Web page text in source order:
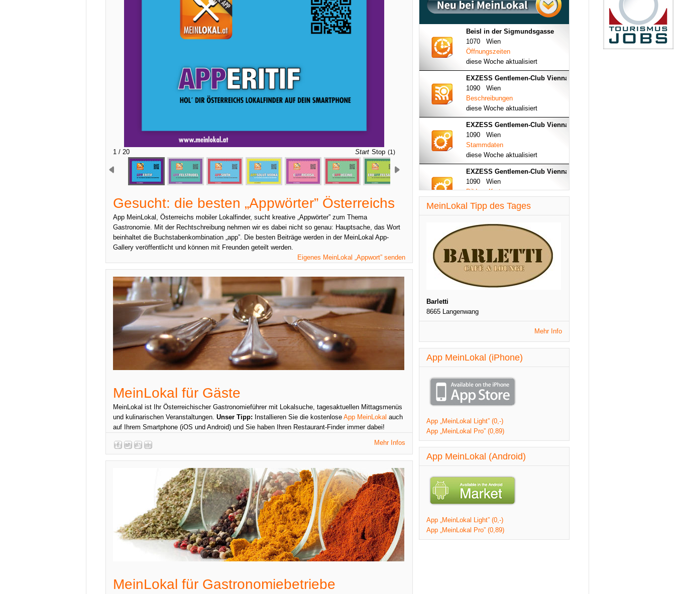
2 / 20 Start Stop (5)
Gesucht: die besten „Appwörter” Österreichs
App MeinLokal, Österreichs mobiler Lokalfinder, sucht kreative „Appwörter” zum Thema
Gastronomie. Mit der Rechtschreibung nehmen wir es dabei nicht so genau: Hauptsache, das Wort
beinhaltet die Buchstabenkombination „app”. Die besten Beiträge werden in der MeinLokal App-
Gallery veröffentlicht und können mit Freunden geteilt werden.
Eigenes MeinLokal „Appwort” senden
MeinLokal für Gäste
MeinLokal ist Ihr Österreichischer Gastronomieführer mit Lokalsuche, tagesaktuellen Mittagsmenüs
und kulinarischen Veranstaltungen. Unser Tipp: Installieren Sie die kostenlose App MeinLokal auch
auf Ihrem Smartphone (iOS und Android) und Sie haben Ihren Restaurant-Finder immer dabei!
Mehr Infos
MeinLokal für Gastronomiebetriebe
Beisl in der Sigmundsgasse
1070 Wien
Öffnungszeiten
diese Woche aktualisiert
EXZESS Gentlemen-Club Vienna
1090 Wien
Beschreibungen
diese Woche aktualisiert
EXZESS Gentlemen-Club Vienna
1090 Wien
Stammdaten
diese Woche aktualisiert
EXZESS Gentlemen-Club Vienna
1090 Wien
Bilder - Karte
diese Woche aktualisiert
1090 Wien
diese Woche aktualisiert
MeinLokal Tipp des Tages
Barletti
8665 Langenwang
Mehr Info
App MeinLokal (iPhone)
App „MeinLokal Light” (0,-)
App „MeinLokal Pro” (0,89)
App MeinLokal (Android)
App „MeinLokal Light” (0,-)
App „MeinLokal Pro” (0,89)